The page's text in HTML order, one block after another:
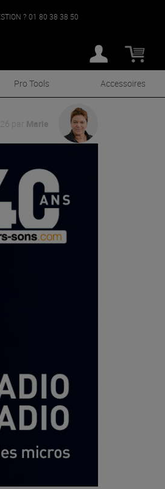
? 01 80 38 38 50
Pro Tools Accessoires
par Marie